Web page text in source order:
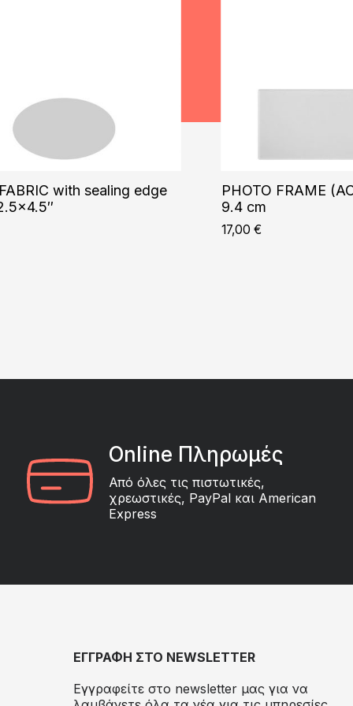
with sealing edge
PHOTO FRAME
9.4 cm
17,00 €
Online Πληρωμές
Από όλες τις πιστωτικές,
χρεωστικές, PayPal και American
Express
ΕΓΓΡΑΦΗ ΣΤΟ NEWSLETTER
Εγγραφείτε στο newsletter μας για να